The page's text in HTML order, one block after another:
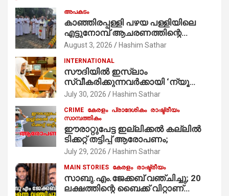
അപകടം
കാഞ്ഞിരപ്പള്ളി പഴയ പള്ളിയിലെ
എട്ടുനോമ്പ് ആചരണത്തിന്റെ
ഭാഗമായുള്ള പന്തലിന്റെ കാൽനാട്ട്
കുര്യൻ താമരശ്ശേരി
നിർവഹിക്കുന്നു.
August 3, 2026 Hashim Sathar
INTERNATIONAL
സൗദിയില്‍ ഇസ്‌ലാം
സ്വീകരിക്കുന്നവര്‍ക്കായി ‘ന്യൂ
മുസ്ലിം’ ഡിജിറ്റല്‍ കാര്‍ഡ് സേവനം
July 30, 2026 Hashim Sathar
CRIME കേരളം പ്രാദേശികം രാഷ്ട്രീയം
സാമ്പത്തികം
ഈരാറ്റുപേട്ട ഇല്ലിക്കൽ കല്ലിൽ
ടിക്കറ്റ് തട്ടിപ്പ് ആരോപണം;
July 29, 2026 Hashim Sathar
MAIN STORIES കേരളം രാഷ്ട്രീയം
സാബു.എം.ജേക്കബ് വഞ്ചിച്ചു; 20
ലക്ഷത്തിന്റെ ബൈക്ക് വിറ്റാണ്